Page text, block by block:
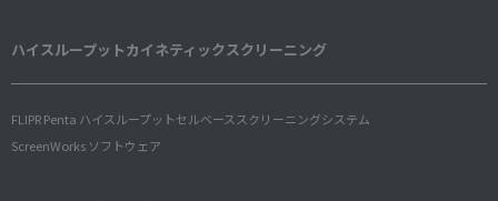
ハイスループットカイネティックスクリーニング
FLIPR Penta ハイスループットセルベーススクリーニングシステム
ScreenWorks ソフトウェア